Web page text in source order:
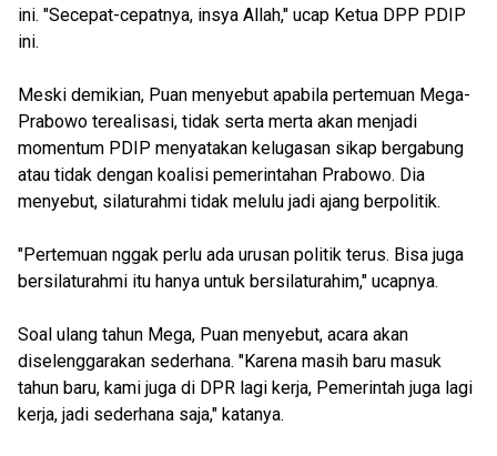
ini. "Secepat-cepatnya, insya Allah," ucap Ketua DPP PDIP
ini.
Meski demikian, Puan menyebut apabila pertemuan Mega-
Prabowo terealisasi, tidak serta merta akan menjadi
momentum PDIP menyatakan kelugasan sikap bergabung
atau tidak dengan koalisi pemerintahan Prabowo. Dia
menyebut, silaturahmi tidak melulu jadi ajang berpolitik.
"Pertemuan nggak perlu ada urusan politik terus. Bisa juga
bersilaturahmi itu hanya untuk bersilaturahim," ucapnya.
Soal ulang tahun Mega, Puan menyebut, acara akan
diselenggarakan sederhana. "Karena masih baru masuk
tahun baru, kami juga di DPR lagi kerja, Pemerintah juga lagi
kerja, jadi sederhana saja," katanya.